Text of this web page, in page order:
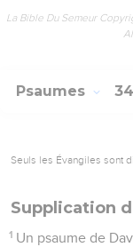
La Bible Du Semeur
Psaumes 34
Seuls les Évangiles sont
Supplication
1 Un psaume de